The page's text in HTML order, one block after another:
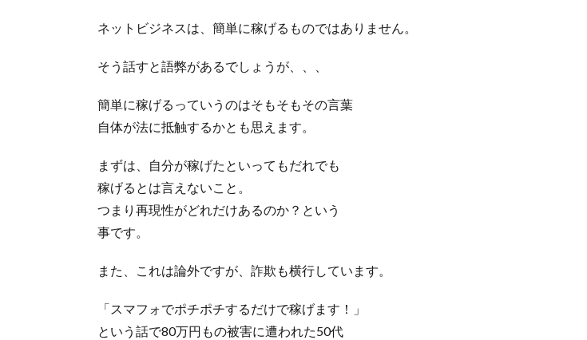
ネットビジネスは、簡単に稼げるものではありません。
そう話すと語弊があるでしょうが、、、
簡単に稼げるっていうのはそもそもその言葉
自体が法に抵触するかとも思えます。
まずは、自分が稼げたといってもだれでも
稼げるとは言えないこと。
つまり再現性がどれだけあるのか？という
事です。
また、これは論外ですが、詐欺も横行しています。
「スマフォでポチポチするだけで稼げます！」
という話で80万円もの被害に遭われた50代